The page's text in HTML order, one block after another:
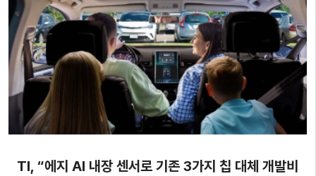
TI, “에지 AI 내장 센서로 기존 3가지 칩 대체 개발비